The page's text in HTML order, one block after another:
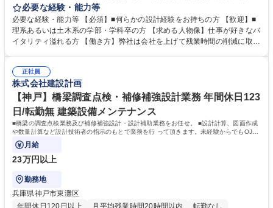
など設計技術者の指示のもとで業務を行って頂きます。経験の浅い方でも
OJTを通してスキルを磨けます。 ★本ポジションは「新設」の橋梁担当と
なります。補修補強設計も行っておりますが、別担当者が在籍しておりま
す。 ★転勤はなく、神戸で安定して働けます。六アイから大阪湾・神戸
必要な経験・能力等
必要な経験・能力等 【必須】■何らかの設計経験をお持ちの方 【歓迎】■
理系あるいは土木系の学部・学科卒の方 【求める人物像】仕事が好きなバ
イタリティ溢れる方 【働き方】弊社は会社を上げて残業時間の削減に取り
梁、土木構造物等の施工現場を見学できます。（年に数回実施していま
す。）自らのスキルアップに役立ちます。 コンクリートに特化した橋梁の
設計ノウハウが弊社の強みです。 学歴・資格 学歴：大学院 大学 高専 短大
専修学校 高校 語学力： 資格：
正社員
株式会社建設計画
【神戸】橋梁調査点検・補修補強設計業務 年間休日123
日/転勤無 建築設備メンテナンス
■橋梁の調査点検業務及び補修補強設計・設計補助業務をお任せ。 ■設計計算、図面作成
や数量計算など設計技術者の指示のもとで業務を行 って頂きます。未経験からでもOJT
を通してスキルを磨く事が出来ます。
月給
23万円以上
勤務地
兵庫県神戸市東灘区
年間休日120日以上
月平均残業時間20時間以内
転勤なし